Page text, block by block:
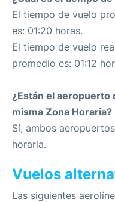
El tiempo de vuelo
es: 01:20 horas.
El tiempo de vuelo
promedio es: 01:12
¿Están el aeropuerto
misma Zona Horaria?
Sí, ambos
horaria.
Vuelos
Las siguientes